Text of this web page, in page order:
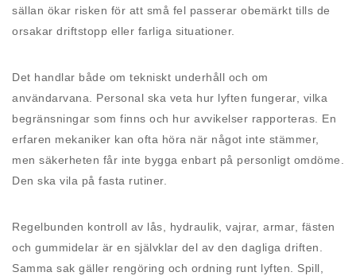
sällan ökar risken för att små fel passerar obemärkt tills de
orsakar driftstopp eller farliga situationer.
Det handlar både om tekniskt underhåll och om
användarvana. Personal ska veta hur lyften fungerar, vilka
begränsningar som finns och hur avvikelser rapporteras. En
erfaren mekaniker kan ofta höra när något inte stämmer,
men säkerheten får inte bygga enbart på personligt omdöme.
Den ska vila på fasta rutiner.
Regelbunden kontroll av lås, hydraulik, vajrar, armar, fästen
och gummidelar är en självklar del av den dagliga driften.
Samma sak gäller rengöring och ordning runt lyften. Spill,